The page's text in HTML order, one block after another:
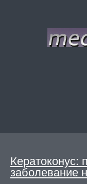
Кератоконус:
заболевание